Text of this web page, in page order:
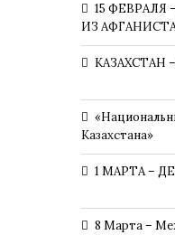
15
ИЗ
КАЗАХСТАН
Казахстана»
1 МАРТА –
8 Марта –